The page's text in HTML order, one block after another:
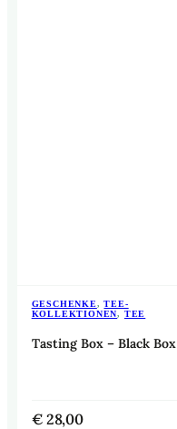
GESCHENKE,TEE-
KOLLEKTIONEN, TEE
Tasting Box – Black Box
€ 28,00